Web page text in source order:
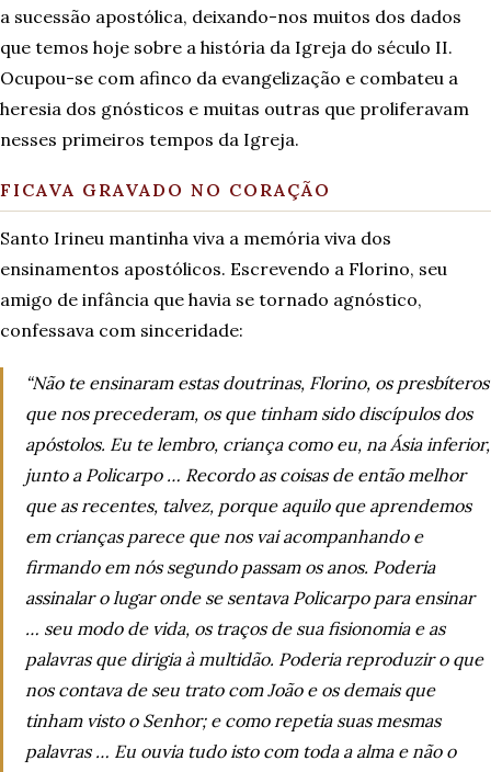
a sucessão apostólica, deixando-nos muitos dos dados
que temos hoje sobre a história da Igreja do século II.
Ocupou-se com afinco da evangelização e combateu a
heresia dos gnósticos e muitas outras que proliferavam
nesses primeiros tempos da Igreja.
FICAVA GRAVADO NO CORAÇÃO
Santo Irineu mantinha viva a memória viva dos
ensinamentos apostólicos. Escrevendo a Florino, seu
amigo de infância que havia se tornado agnóstico,
confessava com sinceridade:
“Não te ensinaram estas doutrinas, Florino, os presbíteros
que nos precederam, os que tinham sido discípulos dos
apóstolos. Eu te lembro, criança como eu, na Ásia inferior,
junto a Policarpo … Recordo as coisas de então melhor
que as recentes, talvez, porque aquilo que aprendemos
em crianças parece que nos vai acompanhando e
firmando em nós segundo passam os anos. Poderia
assinalar o lugar onde se sentava Policarpo para ensinar
… seu modo de vida, os traços de sua fisionomia e as
palavras que dirigia à multidão. Poderia reproduzir o que
nos contava de seu trato com João e os demais que
tinham visto o Senhor; e como repetia suas mesmas
palavras … Eu ouvia tudo isto com toda a alma e não o